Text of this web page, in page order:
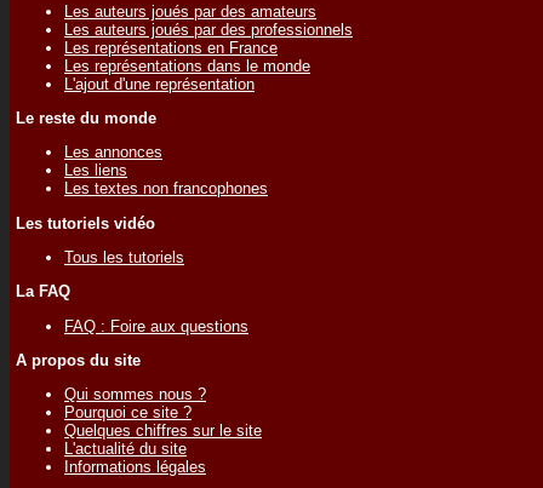
Les auteurs joués par des amateurs
Les auteurs joués par des professionnels
Les représentations en France
Les représentations dans le monde
L'ajout d'une représentation
Le reste du monde
Les annonces
Les liens
Les textes non francophones
Les tutoriels vidéo
Tous les tutoriels
La FAQ
FAQ : Foire aux questions
A propos du site
Qui sommes nous ?
Pourquoi ce site ?
Quelques chiffres sur le site
L'actualité du site
Informations légales